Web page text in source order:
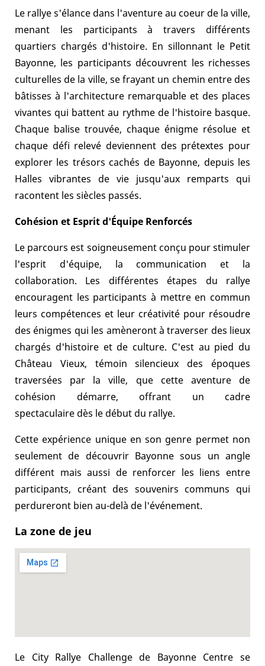
Le rallye s'élance dans l'aventure au coeur de la ville,
menant les participants à travers différents
quartiers chargés d'histoire. En sillonnant le Petit
Bayonne, les participants découvrent les richesses
culturelles de la ville, se frayant un chemin entre des
bâtisses à l'architecture remarquable et des places
vivantes qui battent au rythme de l'histoire basque.
Chaque balise trouvée, chaque énigme résolue et
chaque défi relevé deviennent des prétextes pour
explorer les trésors cachés de Bayonne, depuis les
Halles vibrantes de vie jusqu'aux remparts qui
racontent les siècles passés.
Cohésion et Esprit d'Équipe Renforcés
Le parcours est soigneusement conçu pour stimuler
l'esprit d'équipe, la communication et la
collaboration. Les différentes étapes du rallye
encouragent les participants à mettre en commun
leurs compétences et leur créativité pour résoudre
des énigmes qui les amèneront à traverser des lieux
chargés d'histoire et de culture. C'est au pied du
Château Vieux, témoin silencieux des époques
traversées par la ville, que cette aventure de
cohésion démarre, offrant un cadre
spectaculaire dès le début du rallye.
Cette expérience unique en son genre permet non
seulement de découvrir Bayonne sous un angle
différent mais aussi de renforcer les liens entre
participants, créant des souvenirs communs qui
perdureront bien au-delà de l'événement.
La zone de jeu
Le City Rallye Challenge de Bayonne Centre se